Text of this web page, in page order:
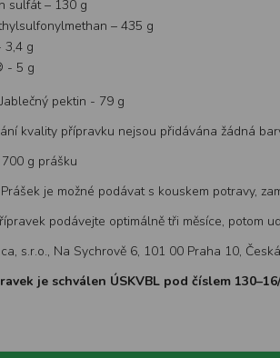
sulfát – 130 g
– 435 g
g
- 5 g
Jablečný pektin - 79 g
kvality přípravku nejsou přidávána žádná
700 g prášku
Prášek je možné podávat s kouskem potravy,
podávejte optimálně tři měsíce, potom
s.r.o., Na Sychrově 6, 101 00 Praha 10,
je schválen ÚSKVBL pod číslem